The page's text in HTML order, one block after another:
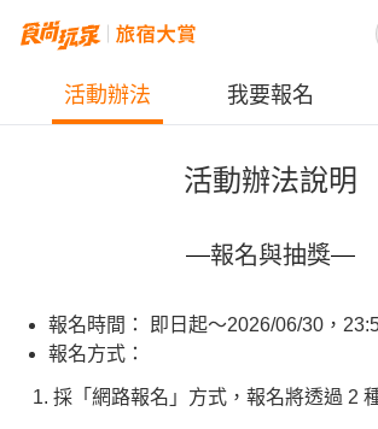
活動辦法 我要報名
活動辦法說明
報名與抽獎
報名時間：
即日起～2026/06/30，
報名方式：
採「網路報名」方式，報名將透過 2